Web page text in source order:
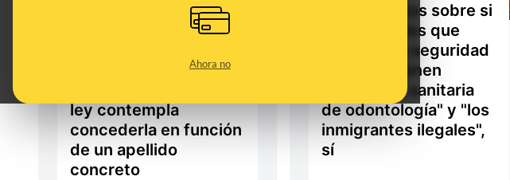
Ahora no
No, ni existe un listado
de apellidos con los
nacionalidad española
ley contempla
concederla en función
de un apellido
concreto
Qué sabemos sobre si
los españoles que
cotizan a la seguridad
social no tienen
"cobertura sanitaria
de odontología" y "los
inmigrantes ilegales",
sí